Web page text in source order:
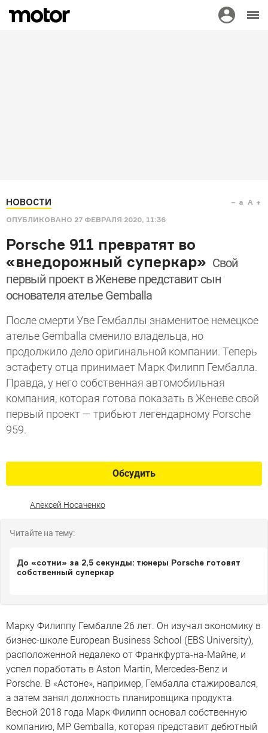
НОВОСТИ
ОПУБЛИКОВАНО 27 ФЕВРАЛЯ 2020, 11:36
a A
Porsche 911 превратят во
«внедорожный суперкар» Свой
первый проект в Женеве представит сын
основателя ателье Gemballa
После смерти Уве Гембаллы знаменитое немецкое
ателье Gemballa сменило владельца, но
продолжило дело оригинальной компании. Теперь
эстафету отца принимает Марк Филипп Гембалла.
Правда, у него собственная автомобильная
компания, которая готова показать в Женеве свой
первый проект — трибьют легендарному Porsche
959.
Обсудить
Алексей Носаченко
Читайте на тему:
До «сотни» за 2,5 секунды: тюнеры Porsche готовят
собственный суперкар
Марку Филиппу Гембалле 26 лет. Он изучал экономику в
бизнес-школе European Business School (EBS University),
расположенной недалеко от Франкфурта-на-Майне, и
успел поработать в Aston Martin, Mercedes-Benz и
Porsche. В «Астоне», например, Гембалла стажировался,
а затем занял должность планировщика продукта.
Весной 2018 года Марк Филипп основал собственную
компанию, MP Gemballa, которая представит дебютный